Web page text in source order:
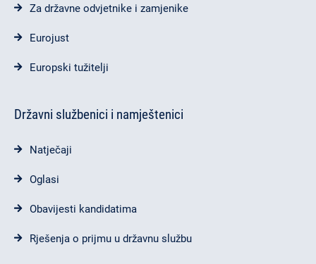
Za državne odvjetnike i zamjenike
Eurojust
Europski tužitelji
Državni službenici i namještenici
Natječaji
Oglasi
Obavijesti kandidatima
Rješenja o prijmu u državnu službu